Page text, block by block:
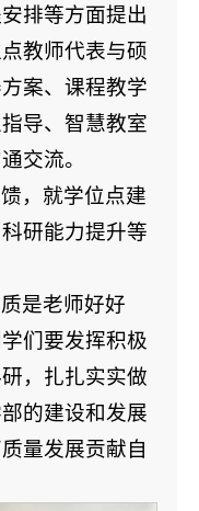
排等方面提出
教师代表与硕
案、课程教学
导、智慧教室
交流。
，就学位点建
研能力提升等
是老师好好
们要发挥积极
，扎扎实实做
的建设和发展
量发展贡献自